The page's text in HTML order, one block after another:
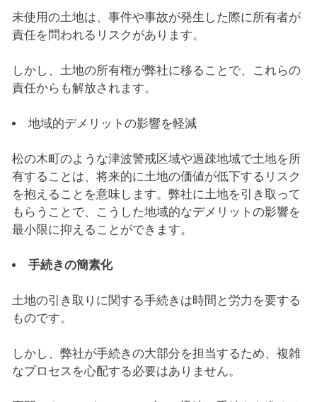
未使用の土地は、事件や事故が発生した際に所有者が
責任を問われるリスクがあります。
しかし、土地の所有権が弊社に移ることで、これらの
責任からも解放されます。
地域的デメリットの影響を軽減
松の木町のような津波警戒区域や過疎地域で土地を所
有することは、将来的に土地の価値が低下するリスク
を抱えることを意味します。弊社に土地を引き取って
もらうことで、こうした地域的なデメリットの影響を
最小限に抑えることができます。
手続きの簡素化
土地の引き取りに関する手続きは時間と労力を要する
ものです。
しかし、弊社が手続きの大部分を担当するため、複雑
なプロセスを心配する必要はありません。